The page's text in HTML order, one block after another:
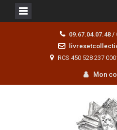
09.67.04.07.48 /
RCS 450 528 237
Mon